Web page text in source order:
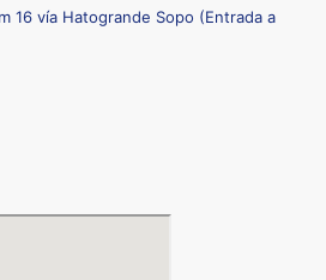
16 vía Hatogrande Sopo (Entrada a